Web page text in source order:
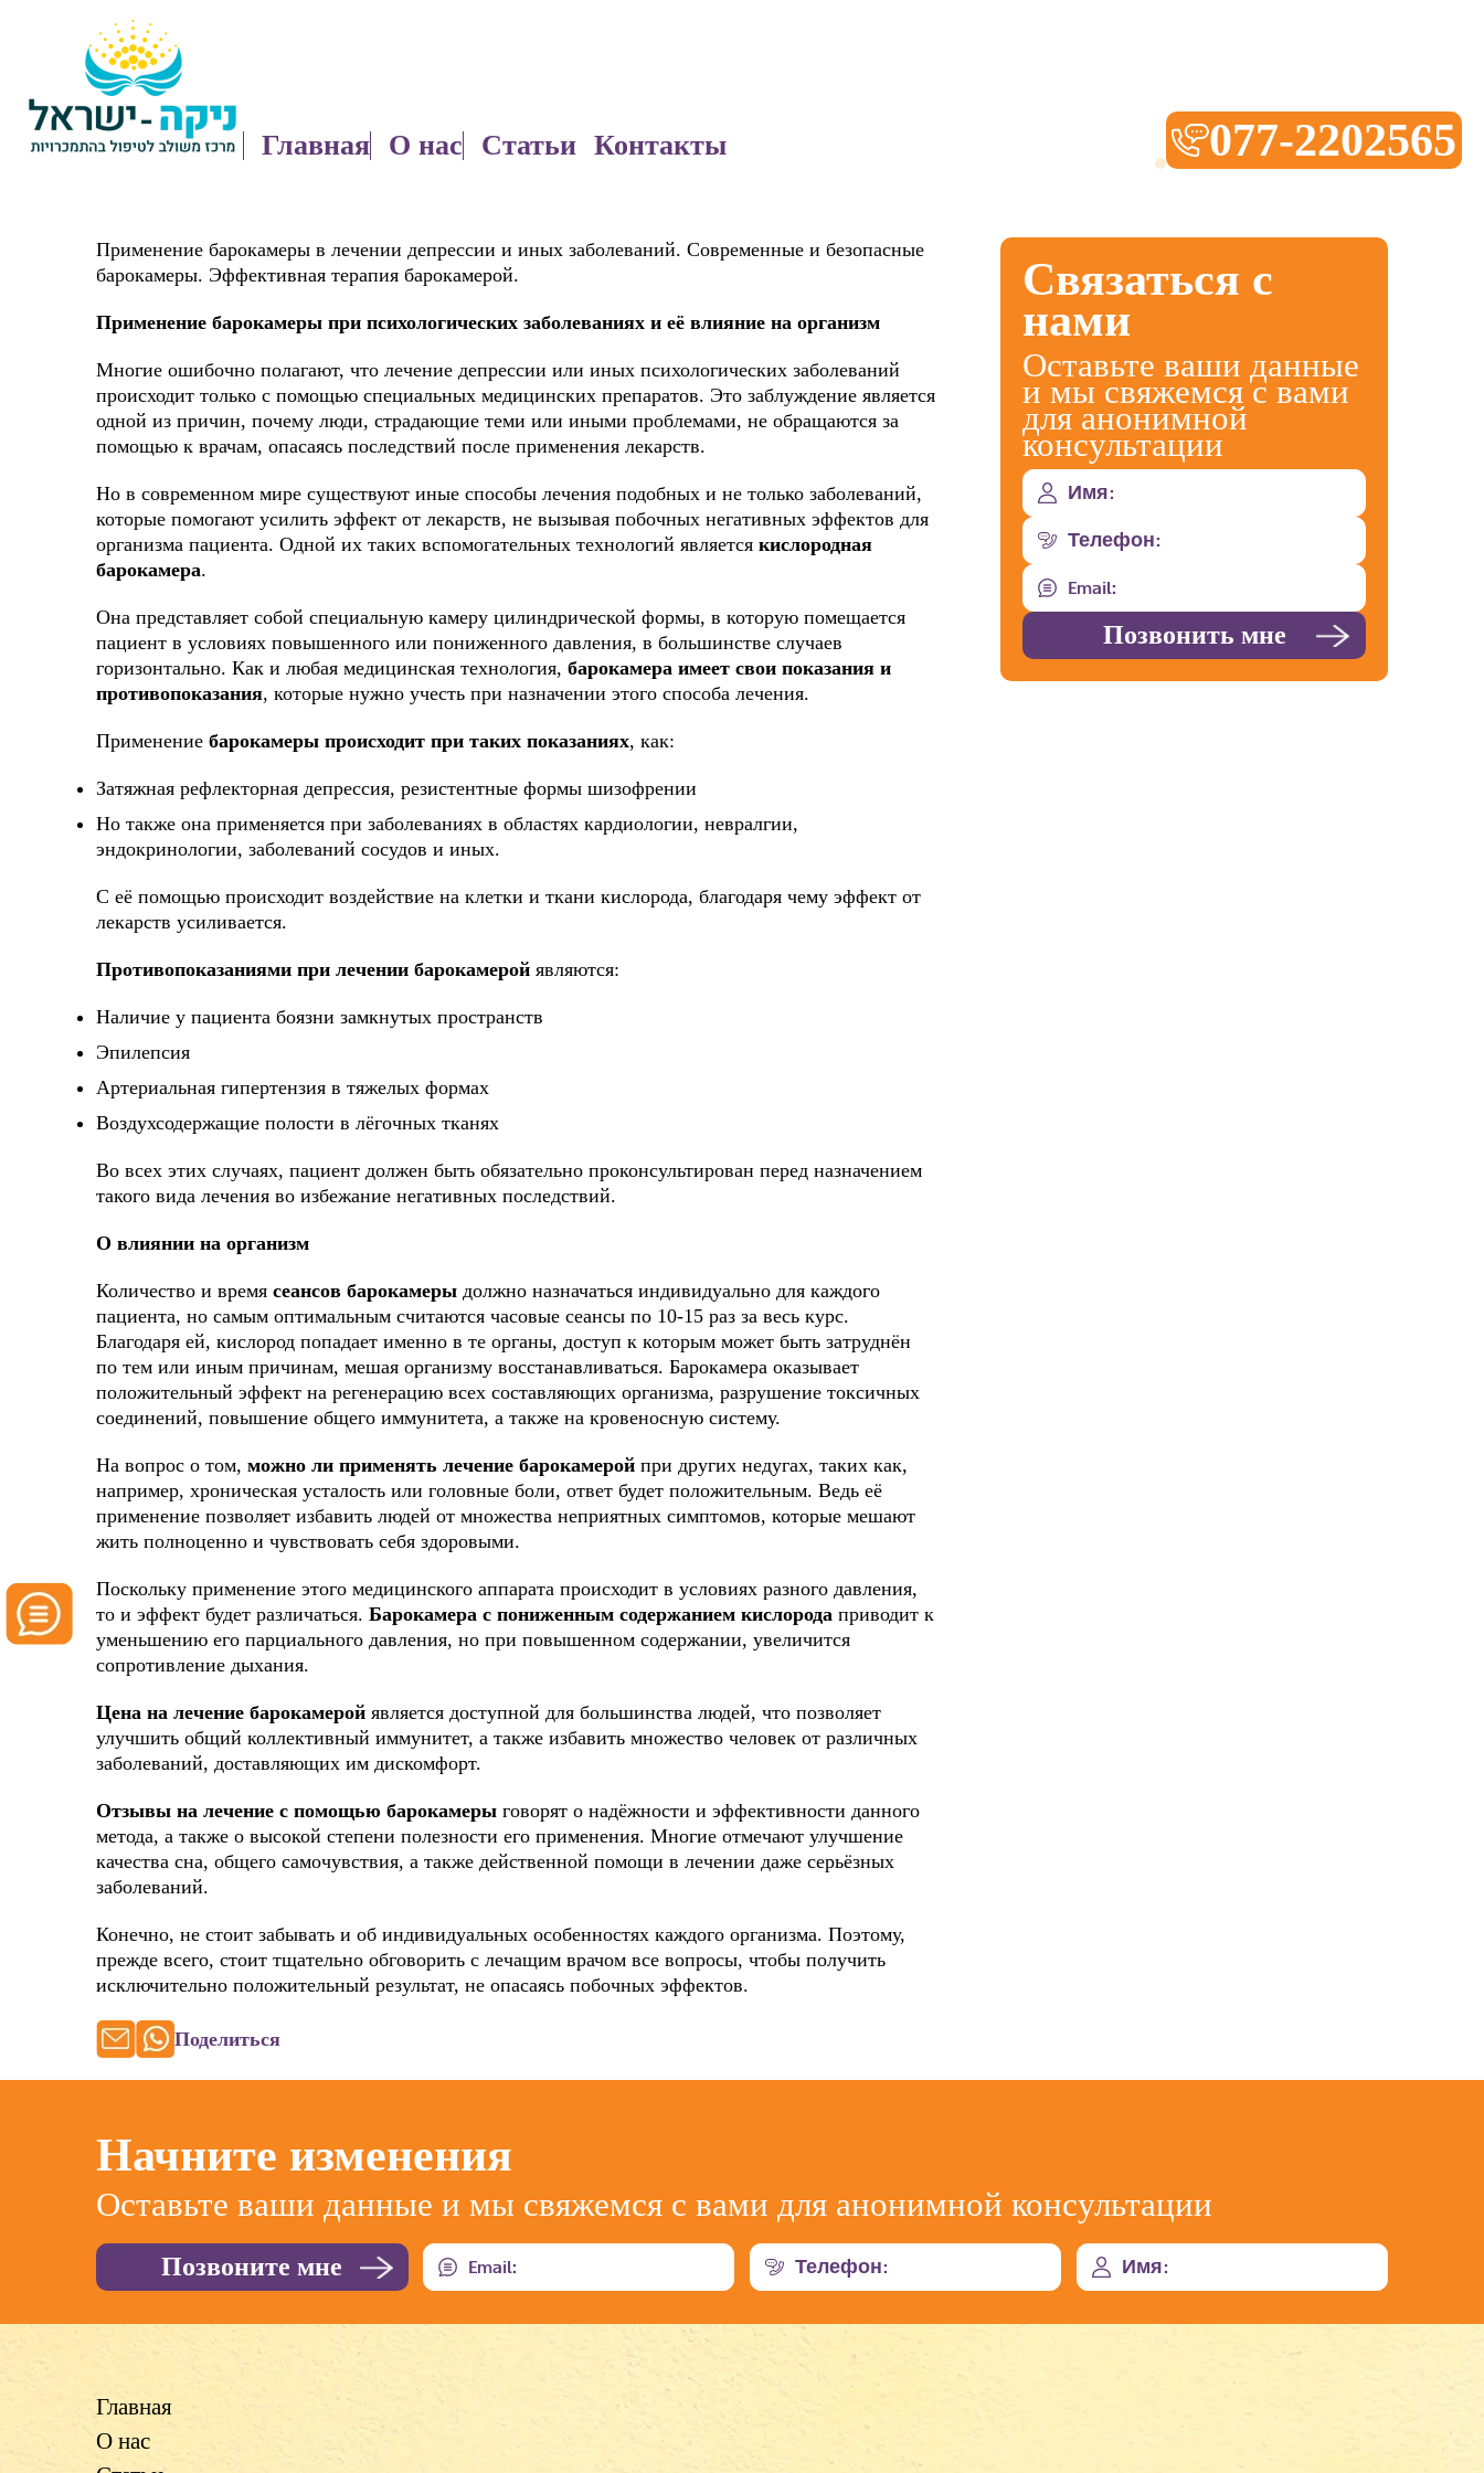
Главная О нас Статьи Контакты 077-2202565
Оставьте ваши данные и мы свяжемся с вами для
анонимной консультации
Применение барокамеры в лечении депрессии и иных заболеваний. Современные и безопасные
барокамеры. Эффективная терапия барокамерой.
Применение барокамеры при психологических заболеваниях и её влияние на организм
Многие ошибочно полагают, что лечение депрессии или иных психологических заболеваний
происходит только с помощью специальных медицинских препаратов. Это заблуждение является
одной из причин, почему люди, страдающие теми или иными проблемами, не обращаются за
помощью к врачам, опасаясь последствий после применения лекарств.
Но в современном мире существуют иные способы лечения подобных и не только заболеваний,
которые помогают усилить эффект от лекарств, не вызывая побочных негативных эффектов для
организма пациента. Одной их таких вспомогательных технологий является кислородная
барокамера.
Она представляет собой специальную камеру цилиндрической формы, в которую помещается
пациент в условиях повышенного или пониженного давления, в большинстве случаев
горизонтально. Как и любая медицинская технология, барокамера имеет свои показания и
противопоказания, которые нужно учесть при назначении этого способа лечения.
Применение барокамеры происходит при таких показаниях, как:
Затяжная рефлекторная депрессия, резистентные формы шизофрении
Но также она применяется при заболеваниях в областях кардиологии, невралгии,
эндокринологии, заболеваний сосудов и иных.
С её помощью происходит воздействие на клетки и ткани кислорода, благодаря чему эффект от
лекарств усиливается.
Противопоказаниями при лечении барокамерой являются:
Наличие у пациента боязни замкнутых пространств
Эпилепсия
Артериальная гипертензия в тяжелых формах
Воздухсодержащие полости в лёгочных тканях
Во всех этих случаях, пациент должен быть обязательно проконсультирован перед назначением
такого вида лечения во избежание негативных последствий.
О влиянии на организм
Количество и время сеансов барокамеры должно назначаться индивидуально для каждого
пациента, но самым оптимальным считаются часовые сеансы по 10-15 раз за весь курс.
Благодаря ей, кислород попадает именно в те органы, доступ к которым может быть затруднён
по тем или иным причинам, мешая организму восстанавливаться. Барокамера оказывает
положительный эффект на регенерацию всех составляющих организма, разрушение токсичных
соединений, повышение общего иммунитета, а также на кровеносную систему.
На вопрос о том, можно ли применять лечение барокамерой при других недугах, таких как,
например, хроническая усталость или головные боли, ответ будет положительным. Ведь её
применение позволяет избавить людей от множества неприятных симптомов, которые мешают
жить полноценно и чувствовать себя здоровыми.
Поскольку применение этого медицинского аппарата происходит в условиях разного давления,
то и эффект будет различаться. Барокамера с пониженным содержанием кислорода приводит к
уменьшению его парциального давления, но при повышенном содержании, увеличится
сопротивление дыхания.
Цена на лечение барокамерой является доступной для большинства людей, что позволяет
улучшить общий коллективный иммунитет, а также избавить множество человек от различных
заболеваний, доставляющих им дискомфорт.
Отзывы на лечение с помощью барокамеры говорят о надёжности и эффективности данного
метода, а также о высокой степени полезности его применения. Многие отмечают улучшение
качества сна, общего самочувствия, а также действенной помощи в лечении даже серьёзных
заболеваний.
Конечно, не стоит забывать и об индивидуальных особенностях каждого организма. Поэтому,
прежде всего, стоит тщательно обговорить с лечащим врачом все вопросы, чтобы получить
исключительно положительный результат, не опасаясь побочных эффектов.
Поделиться
Связаться с
нами
Оставьте ваши данные
и мы свяжемся с вами
для анонимной
консультации
Начните изменения
Оставьте ваши данные и мы свяжемся с вами для анонимной консультации
Главная
О нас